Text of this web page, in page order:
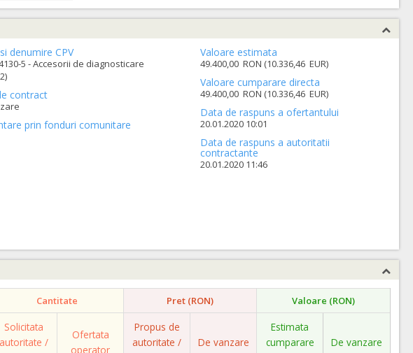
denumire CPV
5 - Accesorii de diagnosticare
contract
prin fonduri comunitare
Valoare estimata
49.400,00 RON (10.336,46 EUR)
Valoare cumparare directa
49.400,00 RON (10.336,46 EUR)
Data de raspuns a ofertantului
20.01.2020 10:01
Data de raspuns a autoritatii
contractante
20.01.2020 11:46
Cantitate Pret (RON) Valoare (RON)
Solicitata
autoritate /
Ofertata
operator
Propus de
autoritate /
De vanzare
Estimata
cumparare
De vanzare